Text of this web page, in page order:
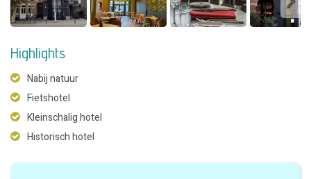
Highlights
Nabij natuur
Fietshotel
Kleinschalig hotel
Historisch hotel